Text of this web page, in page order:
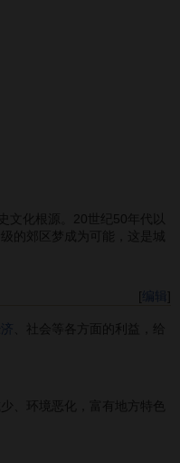
文化根源。20世纪50年代以
的郊区梦成为可能，这是城
[编辑
、社会等各方面的利益，给
环境恶化，富有地方特色